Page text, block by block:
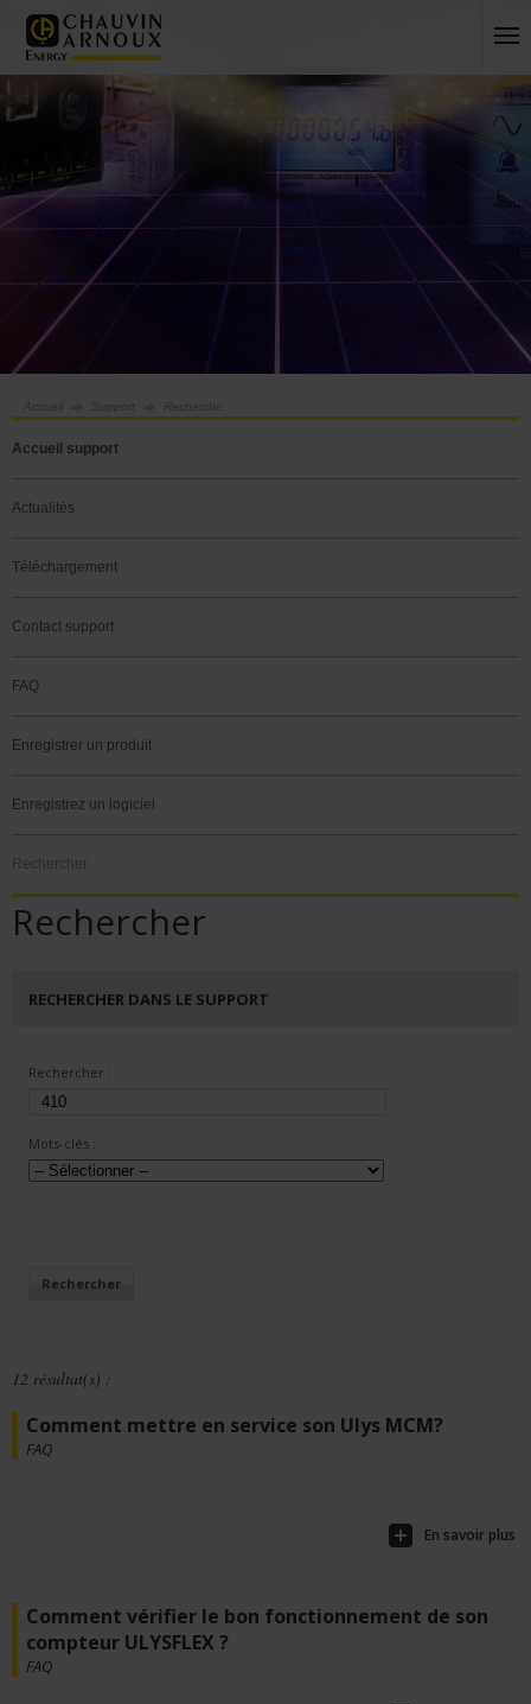
Support Recherche
Accueil support
Actualités
Téléchargement
Contact support
FAQ
Enregistrer un produit
Enregistrez un logiciel
Rechercher
Rechercher
RECHERCHER DANS LE SUPPORT
Rechercher :
Mots-clés :
12 résultat(s) :
Comment mettre en service son Ulys MCM?
FAQ
En savoir plus
Comment vérifier le bon fonctionnement de son
compteur ULYSFLEX ?
FAQ